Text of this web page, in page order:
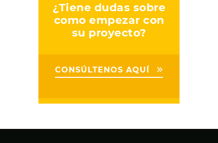
¿Tiene dudas sobre
como empezar con
su proyecto?
CONSÚLTENOS AQUÍ